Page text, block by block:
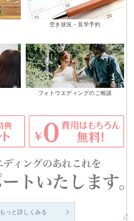
空き状況・見学予約
フォトウエディングのご相談
もっと詳しくみる